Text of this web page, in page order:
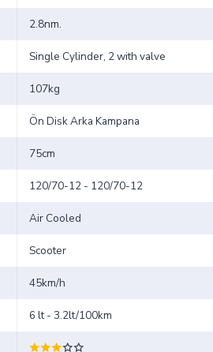
2.8nm.
Single Cylinder, 2 with valve
107kg
Ön Disk Arka Kampana
75cm
120/70-12 - 120/70-12
Air Cooled
Scooter
45km/h
6 lt - 3.2lt/100km